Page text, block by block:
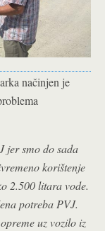
načinjen je
jer smo do sada
korištenje
2.500 litara vode.
potreba PVJ.
uz vozilo iz